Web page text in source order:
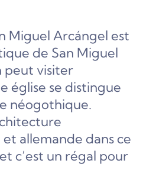
Miguel Arcángel est
de San Miguel
peut visiter
église se distingue
néogothique.
allemande dans ce
c’est un régal pour